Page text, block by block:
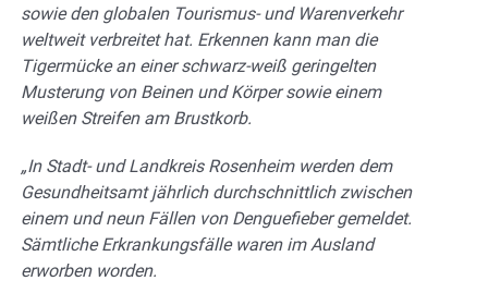
sowie den globalen Tourismus- und Warenverkehr
weltweit verbreitet hat. Erkennen kann man die
Tigermücke an einer schwarz-weiß geringelten
Musterung von Beinen und Körper sowie einem
weißen Streifen am Brustkorb.
„In Stadt- und Landkreis Rosenheim werden dem
Gesundheitsamt jährlich durchschnittlich zwischen
einem und neun Fällen von Denguefieber gemeldet.
Sämtliche Erkrankungsfälle waren im Ausland
erworben worden.